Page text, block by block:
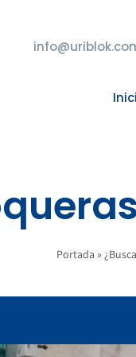
Portada »